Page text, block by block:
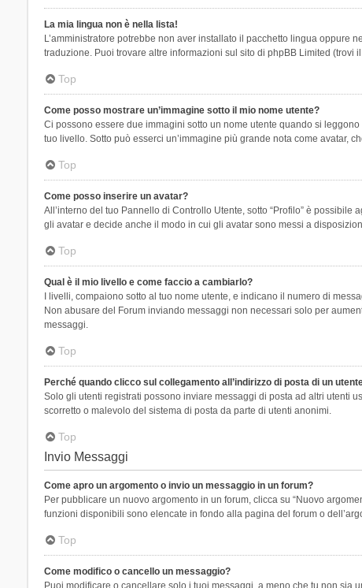
La mia lingua non è nella lista!
L’amministratore potrebbe non aver installato il pacchetto lingua oppure
traduzione. Puoi trovare altre informazioni sul sito di phpBB Limited (trovi
Top
Come posso mostrare un’immagine sotto il mio nome utente?
Ci possono essere due immagini sotto un nome utente quando si
tuo livello. Sotto può esserci un’immagine più grande nota come avatar,
Top
Come posso inserire un avatar?
All’interno del tuo Pannello di Controllo Utente, sotto “Profilo” è
gli avatar e decide anche il modo in cui gli avatar sono messi a
Top
Qual è il mio livello e come faccio a cambiarlo?
I livelli, compaiono sotto al tuo nome utente, e indicano il numero di
Non abusare del Forum inviando messaggi non necessari solo per
messaggi.
Top
Perché quando clicco sul collegamento all’indirizzo di posta di un
Solo gli utenti registrati possono inviare messaggi di posta ad altri utenti
scorretto o malevolo del sistema di posta da parte di utenti anonimi.
Top
Invio Messaggi
Come apro un argomento o invio un messaggio in un forum?
Per pubblicare un nuovo argomento in un forum, clicca su “Nuovo
funzioni disponibili sono elencate in fondo alla pagina del forum o
Top
Come modifico o cancello un messaggio?
Puoi modificare o cancellare solo i tuoi messaggi, a meno che tu non